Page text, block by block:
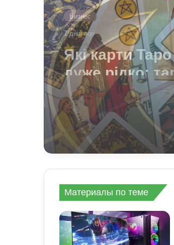
Технологии
7 днів ago
Що означає
годиннику:
думка
Материалы по теме